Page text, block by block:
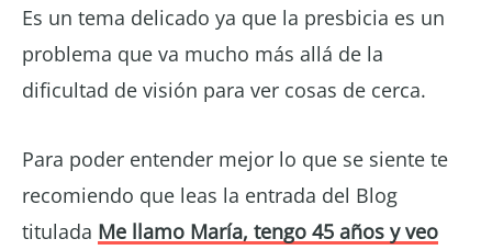
Es un tema delicado ya que la presbicia es un
problema que va mucho más allá de la
dificultad de visión para ver cosas de cerca.
Para poder entender mejor lo que se siente te
recomiendo que leas la entrada del Blog
titulada Me llamo María, tengo 45 años y veo